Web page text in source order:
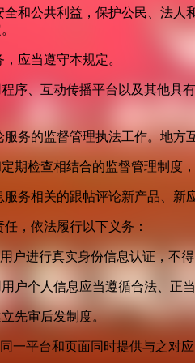
和公共利益，保护公民、法
应当遵守本规定。
序、互动传播平台以及其他具
务的监督管理执法工作。地
期检查相结合的监督管理制度
务相关的跟帖评论新产品、
，依法履行以下义务：
户进行真实身份信息认证，不
户个人信息应当遵循合法、
先审后发制度。
一平台和页面同时提供与之对